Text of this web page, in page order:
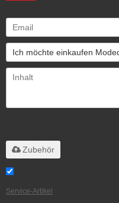
Zubehör
Service-Artikel